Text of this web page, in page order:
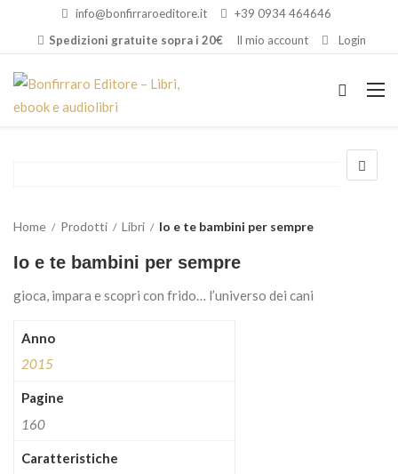
info@bonfirraroeditore.it
+39 0934 464646
Spedizioni gratuite sopra i 20€
Il mio account Login
Home Prodotti Libri Io e te bambini per sempre
Io e te bambini per sempre
gioca, impara e scopri con frido… l’universo dei cani
Anno
2015
Pagine
160
Caratteristiche